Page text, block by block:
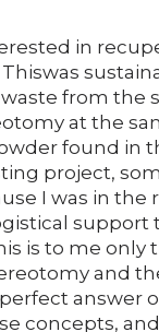
in
from the
at the
found in
project,
I was in the
support
is to me only
and
answer
concepts,